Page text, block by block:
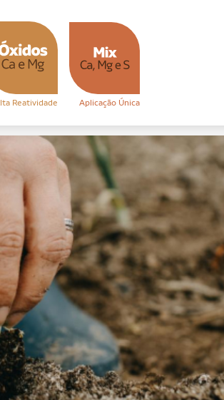
Reatividade Aplicação Única